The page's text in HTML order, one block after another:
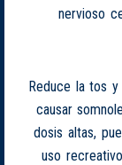
nervioso
Reduce la tos y
causar
dosis altas,
uso